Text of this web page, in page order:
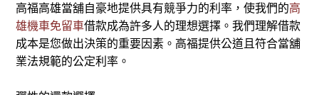
高福高雄當舖自豪地提供具有競爭力的利率，使我們的高
雄機車免留車借款成為許多人的理想選擇。我們理解借款
成本是您做出決策的重要因素。高福提供公道且符合當舖
業法規範的公定利率。